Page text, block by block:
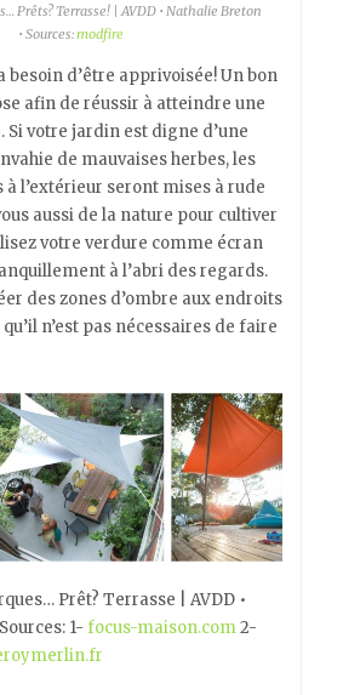
Prêts? Terrasse! | AVDD • Nathalie Breton
• Sources:modfire
besoin d’être apprivoisée! Un bon
afin de réussir à atteindre une
Si votre jardin est digne d’une
de mauvaises herbes, les
à l’extérieur seront mises à rude
aussi de la nature pour cultiver
votre verdure comme écran
à l’abri des regards.
des zones d’ombre aux endroits
n’est pas nécessaires de faire
Prêt? Terrasse | AVDD •
1- focus-maison.com2-